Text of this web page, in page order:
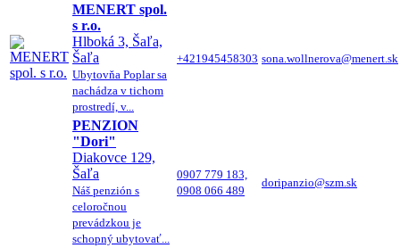
MENERT spol.
s r.o.
Hlboká 3, Šaľa,
Šaľa
Ubytovňa Poplar sa
nachádza v tichom
prostredí, v...
+421945458303 sona.wollnerova@menert.sk
PENZION
"Dori"
Diakovce 129,
Šaľa
Náš penzión s
celoročnou
prevádzkou je
schopný ubytovať...
0907 779 183,
0908 066 489
doripanzio@szm.sk